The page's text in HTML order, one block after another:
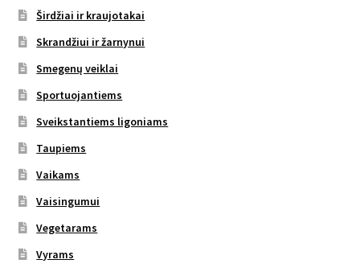
Širdžiai ir kraujotakai
Skrandžiui ir žarnynui
Smegenų veiklai
Sportuojantiems
Sveikstantiems ligoniams
Taupiems
Vaikams
Vaisingumui
Vegetarams
Vyrams